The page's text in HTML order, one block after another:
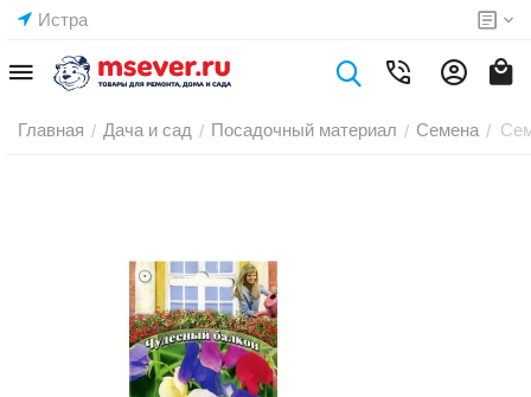
Истра
Главная / Дача и сад / Посадочный материал / Семена /